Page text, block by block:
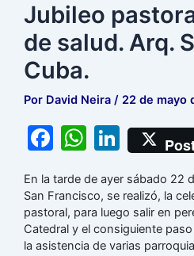
Jubileo
de salud. Arq.
Cuba.
Por David Neira/ 22 de mayo
F
c
e
b
W
at
s
A
Li
n
k
e
dI
En la tarde de ayer sábado 22
San Francisco, se realizó, la
pastoral, para luego salir en
Catedral y el consiguiente
la asistencia de varias